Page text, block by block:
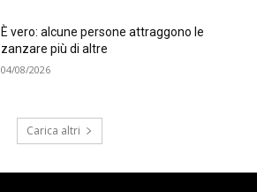
È vero: alcune persone attraggono le
zanzare più di altre
04/08/2026
Carica altri